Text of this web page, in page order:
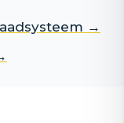
→